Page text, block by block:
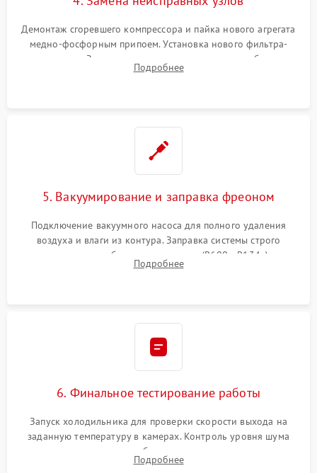
Демонтаж сгоревшего компрессора и пайка нового агрегата
медно-фосфорным припоем. Установка нового фильтра-
осушителя. Замена изношенных вентиляторов обдува,
сломанных заслонок или поврежденных дверных петель.
Подробнее
5. Вакуумирование и заправка фреоном
Подключение вакуумного насоса для полного удаления
воздуха и влаги из контура. Заправка системы строго
дозированным объемом хладагента (R600a, R134a) по
электронным весам. Контроль рабочего давления в системе.
Подробнее
6. Финальное тестирование работы
Запуск холодильника для проверки скорости выхода на
заданную температуру в камерах. Контроль уровня шума
компрессора, отсутствия обмерзания стенок и корректного
срабатывания системы автоматической оттайки.
Подробнее